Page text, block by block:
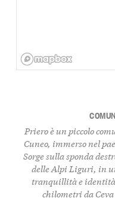
Priero è un piccolo
Cuneo, immerso nel
Sorge sulla sponda
delle Alpi Liguri, in
tranquillità e
chilometri da